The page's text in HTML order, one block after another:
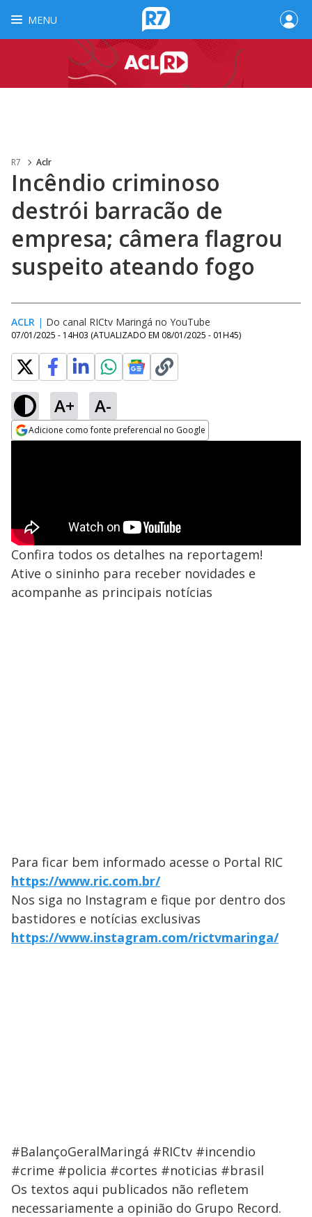
MENU
R7 Aclr
Incêndio criminoso
destrói barracão de
empresa; câmera flagrou
suspeito ateando fogo
ACLR | Do canal RICtv Maringá no YouTube
07/01/2025 - 14H03 (ATUALIZADO EM 08/01/2025 - 01H45)
A+ A-
Adicione como fonte preferencial no Google
Confira todos os detalhes na reportagem!
Ative o sininho para receber novidades e
acompanhe as principais notícias
Para ficar bem informado acesse o Portal RIC
https://www.ric.com.br/
Nos siga no Instagram e fique por dentro dos
bastidores e notícias exclusivas
https://www.instagram.com/rictvmaringa/
#BalançoGeralMaringá #RICtv #incendio
#crime #policia #cortes #noticias #brasil
Os textos aqui publicados não refletem
necessariamente a opinião do Grupo Record.